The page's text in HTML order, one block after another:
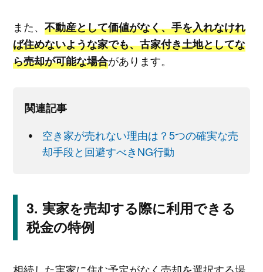
また、 不動産として価値がなく、手を入れなけれ
ば住めないような家でも、古家付き土地としてな
ら売却が可能な場合があります。
関連記事
空き家が売れない理由は？5つの確実な売
却手段と回避すべきNG行動
実家を売却する際に利用できる
税金の特例